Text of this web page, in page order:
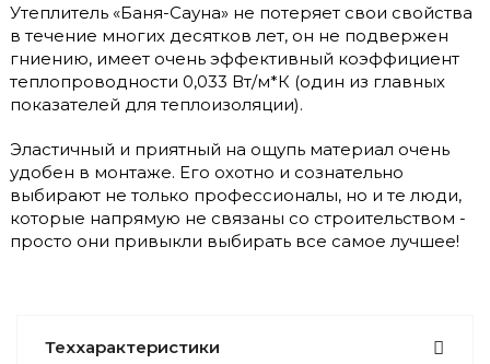
Утеплитель «Баня-Сауна» не потеряет свои свойства
в течение многих десятков лет, он не подвержен
гниению, имеет очень эффективный коэффициент
теплопроводности 0,033 Вт/м*К (один из главных
показателей для теплоизоляции).
Эластичный и приятный на ощупь материал очень
удобен в монтаже. Его охотно и сознательно
выбирают не только профессионалы, но и те люди,
которые напрямую не связаны со строительством -
просто они привыкли выбирать все самое лучшее!
Теххарактеристики